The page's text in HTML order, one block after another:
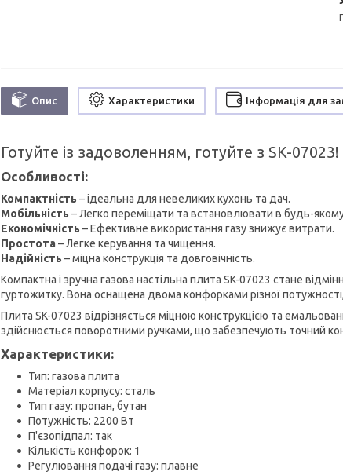
Опис Характеристики Інформація для
Готуйте із задоволенням, готуйте з SK-07023!
Особливості:
Компактність – ідеальна для невеликих кухонь та дач.
Мобільність – Легко переміщати та встановлювати в будь-якому
Економічність – Ефективне використання газу знижує витрати.
Простота – Легке керування та чищення.
Надійність – міцна конструкція та довговічність.
Компактна і зручна газова настільна плита SK-07023 стане
гуртожитку. Вона оснащена двома конфорками різної
Плита SK-07023 відрізняється міцною конструкцією та
здійснюється поворотними ручками, що забезпечують точний
Характеристики:
Тип: газова плита
Матеріал корпусу: сталь
Тип газу: пропан, бутан
Потужність: 2200 Вт
П'єзопідпал: так
Кількість конфорок: 1
Регулювання подачі газу: плавне